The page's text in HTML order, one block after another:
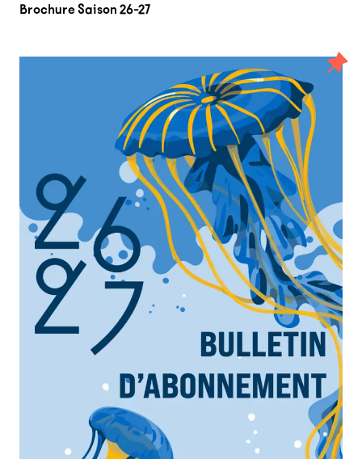
Brochure Saison 26-27